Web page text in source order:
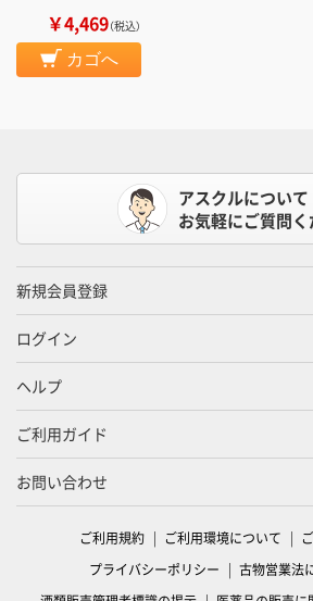
￥4,469（税込）
カゴへ
アスクルについて
お気軽にご質問く
新規会員登録
ログイン
ヘルプ
ご利用ガイド
お問い合わせ
ご利用規約 ご利用環境について
プライバシーポリシー
古物営業法